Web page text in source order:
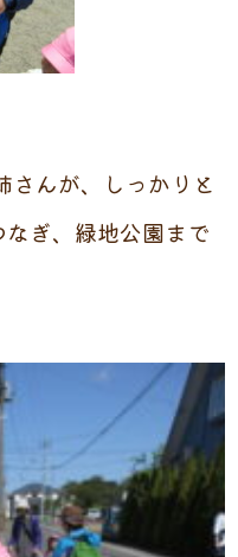
さんが、しっかりと
ぎ、緑地公園まで